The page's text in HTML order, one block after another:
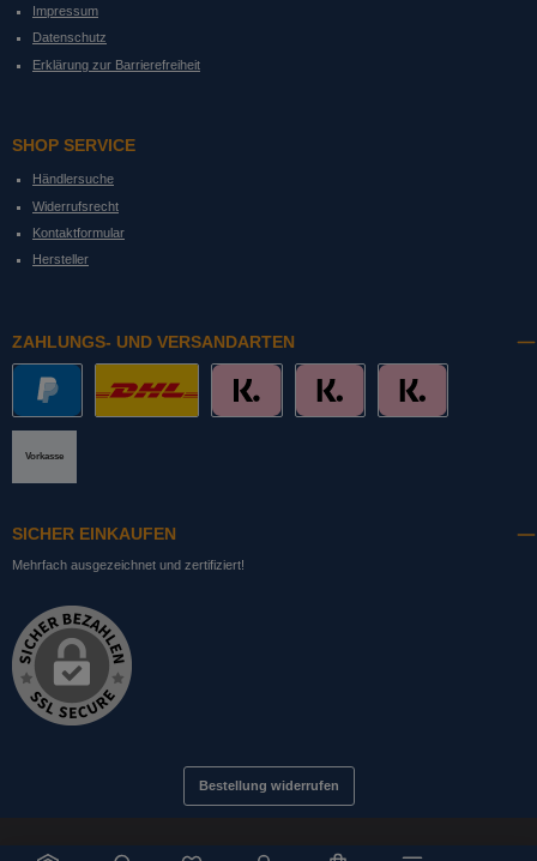
Impressum
Datenschutz
Erklärung zur Barrierefreiheit
SHOP SERVICE
Händlersuche
Widerrufsrecht
Kontaktformular
Hersteller
ZAHLUNGS- UND VERSANDARTEN
Vorkasse
SICHER EINKAUFEN
Mehrfach ausgezeichnet und zertifiziert!
Bestellung widerrufen